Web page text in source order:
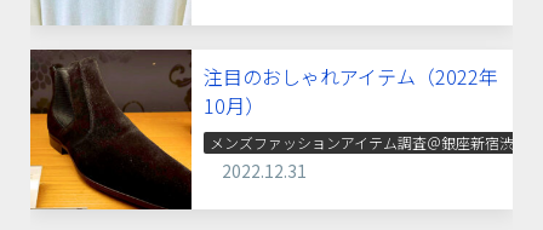
注目のおしゃれアイテム（2022年
10月）
メンズファッションアイテム調査＠銀座新宿渋谷
2022.12.31